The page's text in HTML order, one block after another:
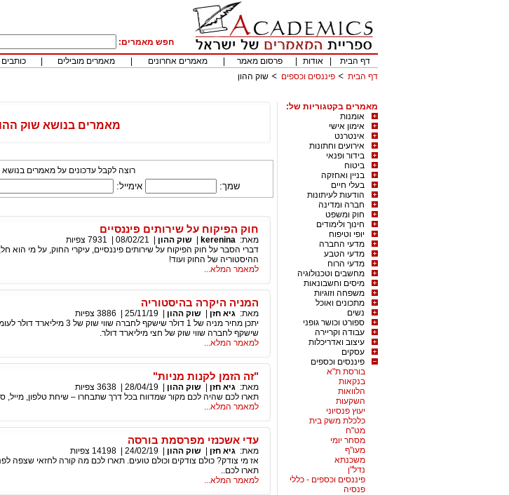
חפש מאמרים:
דף הבית
אודות פרסום מאמר מאמרים אחרונים מאמרים מובילים כותבים
דף הבית
פיננסים וכספים שוק ההון
מאמרים בקטגוריות של:
אומנות
אימון אישי
אינטרנט
אירועים וחתונות
בידור ופנאי
ביטוח
בניין ואחזקה
בעלי חיים
הודעות לעיתונות
חברה ומדינה
חוק ומשפט
חינוך ולימודים
יופי וטיפוח
מדעי החברה
מדעי הטבע
מדעי הרוח
מחשבים וטכנולוגיה
מיסים וחשבונאות
משפחה וזוגיות
מתכונים ואוכל
נשים
ספורט וכושר גופני
עבודה וקריירה
עיצוב ואדריכלות
עסקים
פיננסים וכספים
בורסת ת"א
בנקאות
הלוואות
השקעות
יעוץ פנסיוני
כלכלת משק בית
מט"ח
מסחר יומי
מעו"ף
משכנתא
נדל"ן
פיננסים וכספים - כללי
פנסיה
מאמרים בנושא שוק
רוצה לקבל עדכונים על מאמרים בנושא
שמך: אימייל:
חוק הפיקוח על שירותים פיננסיים
מאת: kerenina שוק ההון 08/02/21
7931 צפיות
דברי הסבר על חוק הפיקוח על שירותים פיננסיים, עיקרי החוק, על מי הוא
ההיסטוריה של החוק ועוד!
למאמר המלא...
המניה היקרה בהיסטוריה
מאת: גיא חזן שוק ההון 25/11/19
3886 צפיות
שישקף לחברה שווי שוק של חצי מיליארד דולר.
למאמר המלא...
"זה הזמן לקנות מניות"
מאת: גיא חזן שוק ההון 28/04/19
3638 צפיות
תארו לכם שהיה לכם מקור שמדווח בכל דרך שתבחרו – שיחת טלפון, מייל,
למאמר המלא...
עדי אשכנזי מפרסמת בורסה
מאת: גיא חזן שוק ההון 24/02/19
14198 צפיות
אז מי צודק? כולם צודקים וכולם טועים. תארו לכם מה קורה לחזאי שצפה
תארו לכם..
למאמר המלא...